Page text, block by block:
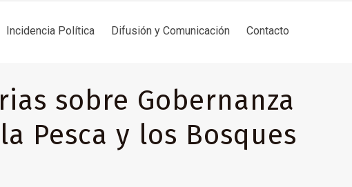
Incidencia Política Difusión y Comunicación Contacto
sobre Gobernanza
Pesca y los Bosques